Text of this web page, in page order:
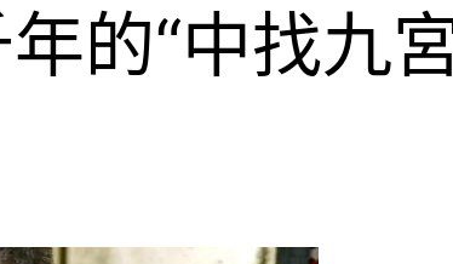
的“中找九